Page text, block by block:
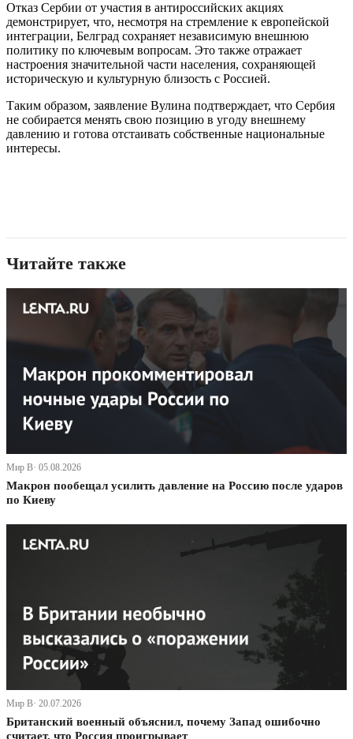
Отказ Сербии от участия в антироссийских акциях
демонстрирует, что, несмотря на стремление к европейской
интеграции, Белград сохраняет независимую внешнюю
политику по ключевым вопросам. Это также отражает
настроения значительной части населения, сохраняющей
историческую и культурную близость с Россией.
Таким образом, заявление Вулина подтверждает, что Сербия
не собирается менять свою позицию в угоду внешнему
давлению и готова отстаивать собственные национальные
интересы.
Читайте также
Мир В· 05.08.2026
Макрон пообещал усилить давление на Россию после ударов
по Киеву
Мир В· 20.07.2026
Британский военный объяснил, почему Запад ошибочно
считает, что Россия проигрывает